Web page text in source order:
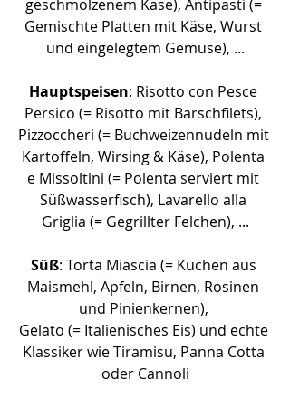
geschmolzenem Käse), Antipasti (=
Gemischte Platten mit Käse, Wurst
und eingelegtem Gemüse), ...
Hauptspeisen: Risotto con Pesce
Persico (= Risotto mit Barschfilets),
Pizzoccheri (= Buchweizennudeln mit
Kartoffeln, Wirsing & Käse), Polenta
e Missoltini (= Polenta serviert mit
Süßwasserfisch), Lavarello alla
Griglia (= Gegrillter Felchen), ...
Süß: Torta Miascia (= Kuchen aus
Maismehl, Äpfeln, Birnen, Rosinen
und Pinienkernen),
Gelato (= Italienisches Eis) und echte
Klassiker wie Tiramisu, Panna Cotta
oder Cannoli